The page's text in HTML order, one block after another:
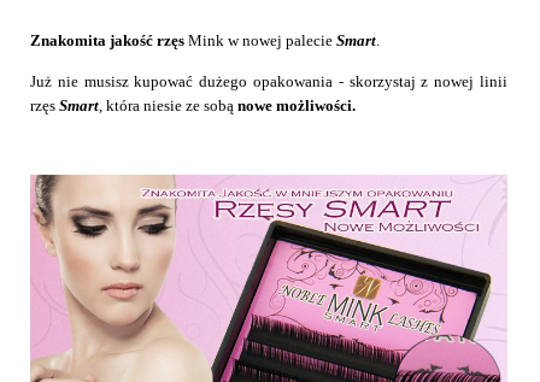
Znakomita jakość rzęs Mink w nowej palecie Smart.
Już nie musisz kupować dużego opakowania - skorzystaj z nowej linii
rzęs Smart, która niesie ze sobą nowe możliwości.